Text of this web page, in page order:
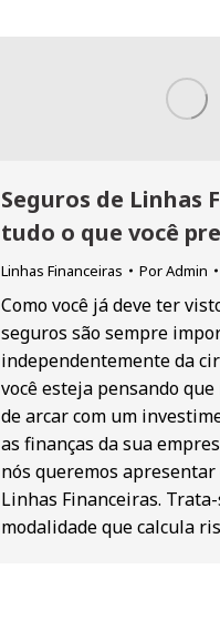
Seguros de Linhas
tudo o que você
Linhas Financeiras PorAdmin
Como você já deve ter
seguros são sempre
independentemente da
você esteja pensando
de arcar com um
as finanças da sua
nós queremos apresentar
Linhas Financeiras.
modalidade que calcula